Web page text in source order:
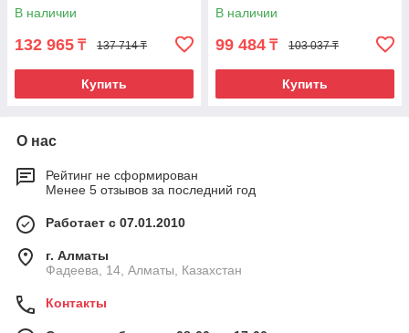
В наличии
132 965 ₸ 137 714 ₸
Купить
В наличии
99 484 ₸ 103 037 ₸
Купить
О нас
Рейтинг не сформирован
Менее 5 отзывов за последний год
Работает с 07.01.2010
г. Алматы
Фадеева, 14, Алматы, Казахстан
Контакты